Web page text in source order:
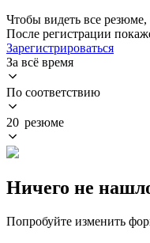
Чтобы видеть все резюме,
После регистрации
Зарегистрироваться
За всё время
По соответствию
20 резюме
Ничего не
Попробуйте изменить